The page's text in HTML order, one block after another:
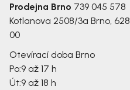
Prodejna Brno 739 045 578
Kotlanova 2508/3a Brno, 628
00
Otevírací doba Brno
Po:9 až 17 h
Út:9 až 18 h